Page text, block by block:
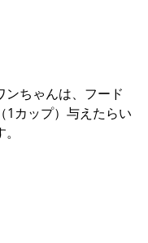
ちゃんは、フード
1カップ）与えたらい